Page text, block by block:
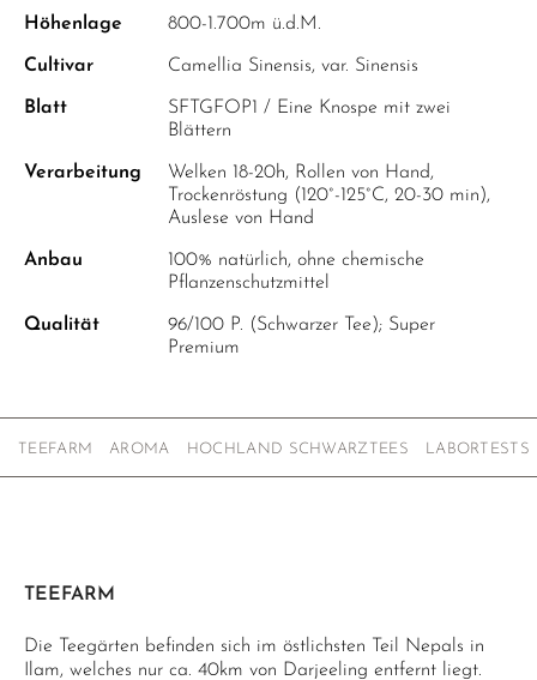
Höhenlage 800-1.700m ü.d.M.
Cultivar Camellia Sinensis, var. Sinensis
Blatt
SFTGFOP1 / Eine Knospe mit zwei
Blättern
Verarbeitung
Welken 18-20h, Rollen von Hand,
Trockenröstung (120°-125°C, 20-30 min),
Auslese von Hand
Anbau
100% natürlich, ohne chemische
Pflanzenschutzmittel
Qualität
96/100 P. (Schwarzer Tee); Super
Premium
TEEFARM AROMA HOCHLAND SCHWARZTEES LABORTESTS
TEEFARM
Die Teegärten befinden sich im östlichsten Teil Nepals in
Ilam, welches nur ca. 40km von Darjeeling entfernt liegt.